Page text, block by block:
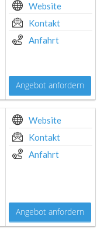
Website
Kontakt
Anfahrt
Angebot anfordern
Website
Kontakt
Anfahrt
Angebot anfordern